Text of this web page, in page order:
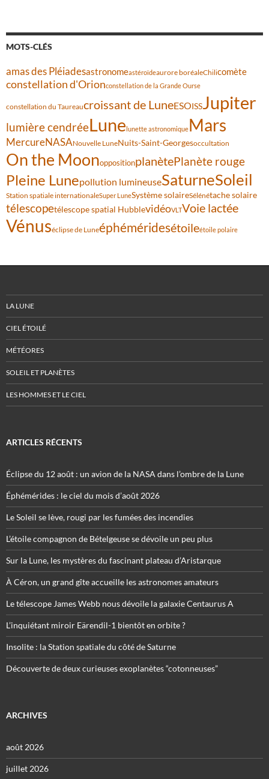
MOTS-CLÉS
amas des Pléiadesastronomeastéroïdeaurore boréaleChilicomète
constellation d'Orionconstellation de la Grande Ourse
constellation du Taureaucroissant de LuneESOISSJupiter
lumière cendréeLunelunette astronomiqueMars
MercureNASANouvelle LuneNuits-Saint-Georgesoccultation
On the MoonoppositionplanètePlanète rouge
Pleine Lunepollution lumineuseSaturneSoleil
Station spatiale internationaleSuper LuneSystème solaireSélénétache solaire
télescopetélescope spatial HubblevidéoVLTVoie lactée
Vénuséclipse de Luneéphéméridesétoileétoile polaire
LA LUNE
CIEL ÉTOILÉ
MÉTÉORES
SOLEIL ET PLANÈTES
LES HOMMES ET LE CIEL
ARTICLES RÉCENTS
Éclipse du 12 août : un avion de la NASA dans l’ombre de la Lune
Éphémérides : le ciel du mois d’août 2026
Le Soleil se lève, rougi par les fumées des incendies
L’étoile compagnon de Bételgeuse se dévoile un peu plus
Sur la Lune, les mystères du fascinant plateau d’Aristarque
À Céron, un grand gîte accueille les astronomes amateurs
Le télescope James Webb nous dévoile la galaxie Centaurus A
L’inquiétant miroir Eärendil-1 bientôt en orbite ?
Insolite : la Station spatiale du côté de Saturne
Découverte de deux curieuses exoplanètes “cotonneuses”
ARCHIVES
août 2026
juillet 2026